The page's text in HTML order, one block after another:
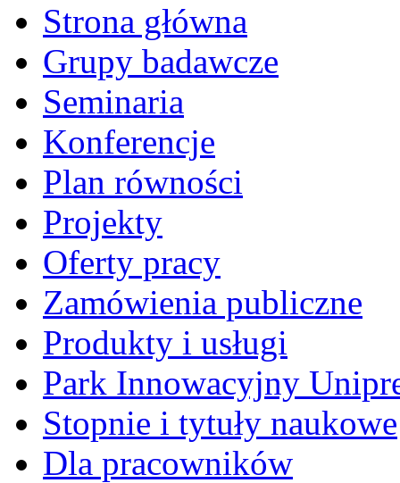
Strona główna
Grupy badawcze
Seminaria
Konferencje
Plan równości
Projekty
Oferty pracy
Zamówienia publiczne
Produkty i usługi
Park Innowacyjny
Stopnie i tytuły naukowe
Dla pracowników